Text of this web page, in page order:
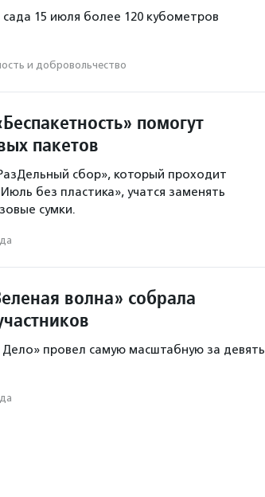
15 июля более 120 кубометров
и доброволь­чест­во
помогут
пакетов
сбор», который проходит
без пластика», учатся заменять
сумки.
волна» собрала
провел самую масштабную за девять